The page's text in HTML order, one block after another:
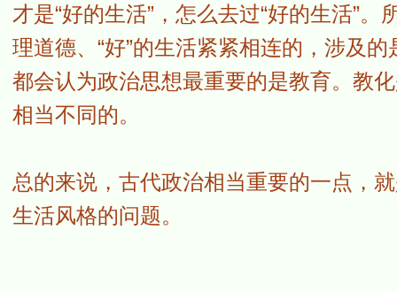
才是“好的生活”，怎么去过“好的生活”
理道德、“好”的生活紧紧相连的，涉及
都会认为政治思想最重要的是教育。教
相当不同的。
总的来说，古代政治相当重要的一点，
生活风格的问题。